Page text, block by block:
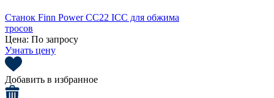
Станок Finn Power CC22 ICC для обжима
тросов
Цена: По запросу
Узнать цену
Добавить в избранное